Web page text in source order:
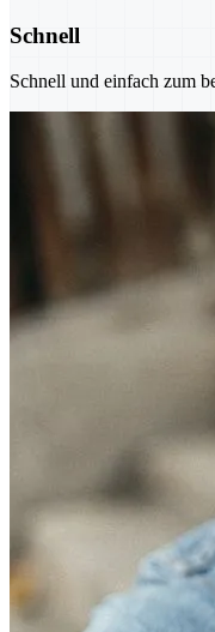
Schnell
Schnell und einfach zum